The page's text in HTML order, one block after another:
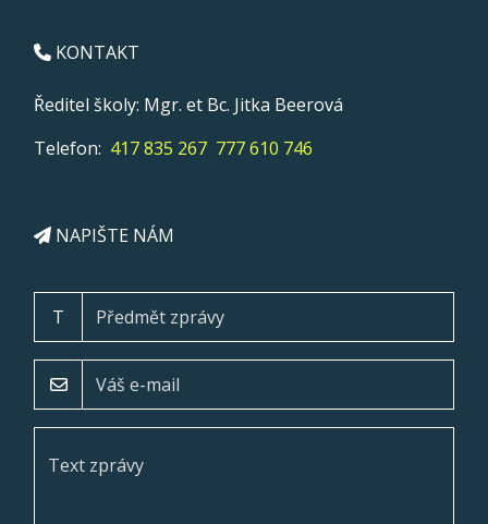
KONTAKT
Ředitel školy: Mgr. et Bc. Jitka Beerová
Telefon: 417 835 267 777 610 746
NAPIŠTE NÁM
T